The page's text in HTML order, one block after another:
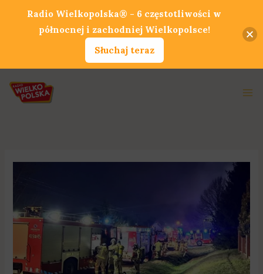
Radio Wielkopolska® - 6 częstotliwości w
północnej i zachodniej Wielkopolsce!
Słuchaj teraz